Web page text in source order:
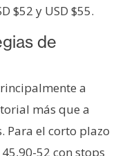
$52 y USD $55.
de
a
más que a
Para el corto plazo
52 con stops